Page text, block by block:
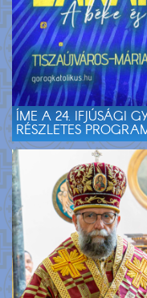
ÍME A 24. IFJÚSÁGI
RÉSZLETES